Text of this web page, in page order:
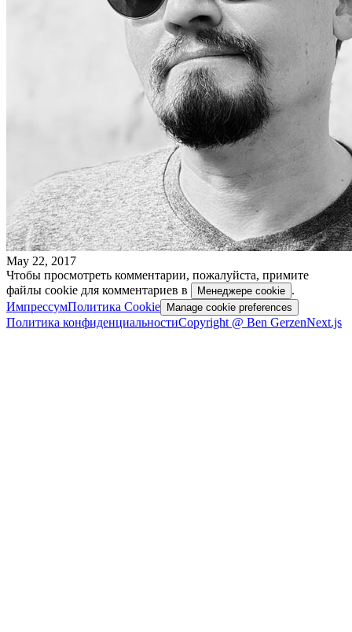
May 22, 2017
Чтобы просмотреть комментарии, пожалуйста, примите
файлы cookie для комментариев в
Менеджере cookie .
ИмпрессумПолитика Cookie Manage cookie preferences
Политика конфиденциальностиCopyright @ Ben GerzenNext.js